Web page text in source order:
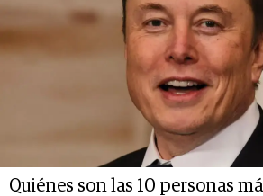
Quiénes son las 10 personas